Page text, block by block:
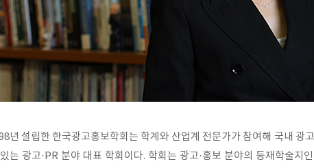
년 설립한 한국광고홍보학회는 학계와 산업계 전문가가 참여해 국내 광
는 광고·PR 분야 대표 학회이다. 학회는 광고·홍보 분야의 등재학술지